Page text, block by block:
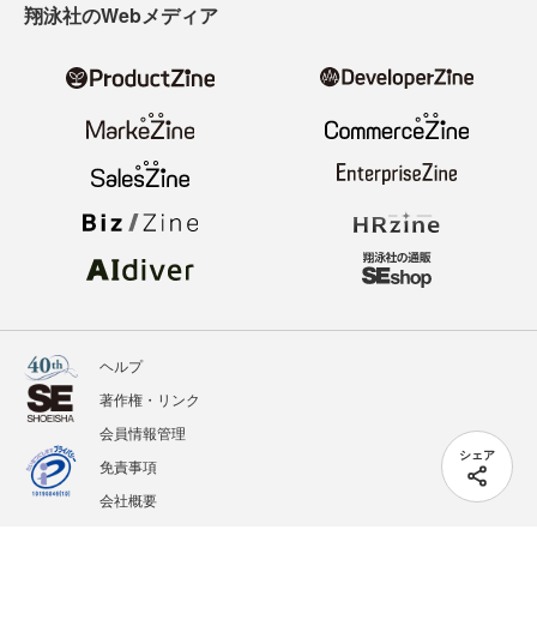
シェア
翔泳社のWebメディア
ヘルプ
著作権・リンク
会員情報管理
免責事項
会社概要